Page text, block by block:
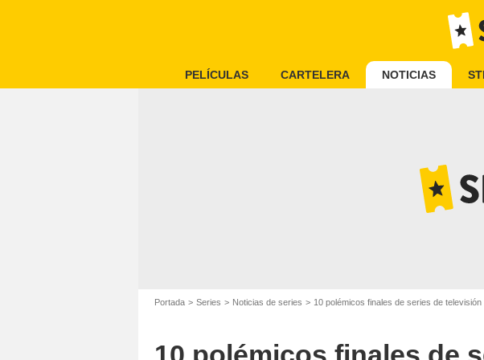
PELÍCULAS CARTELERA NOTICIAS
Portada Series Noticias de series 10 polémicos finales de series de televisión